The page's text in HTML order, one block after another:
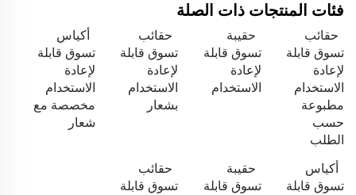
فئات المنتجات ذات الصلة
حقائب
تسوق قابلة
لإعادة
الاستخدام
مطبوعة
حسب
الطلب
حقيبة
تسوق قابلة
لإعادة
الاستخدام
حقائب
تسوق قابلة
لإعادة
الاستخدام
بشعار
أكياس
تسوق قابلة
لإعادة
الاستخدام
مخصصة مع
شعار
أكياس
تسوق قابلة
حقيبة
تسوق قابلة
حقائب
تسوق قابلة